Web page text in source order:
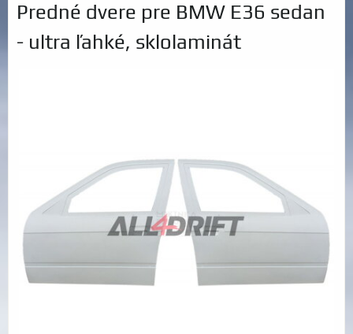
Predné dvere pre BMW E36 sedan
- ultra ľahké, sklolaminát